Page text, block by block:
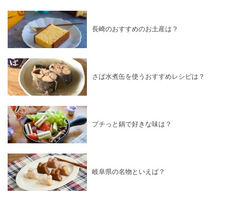
長崎のおすすめのお土産は？
さば水煮缶を使うおすすめレシピは？
プチっと鍋で好きな味は？
岐阜県の名物といえば？